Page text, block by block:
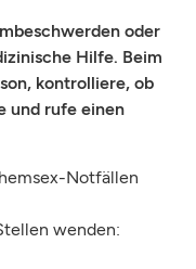
oder
Hilfe. Beim
kontrolliere, ob
und rufe einen
Notfällen
wenden: